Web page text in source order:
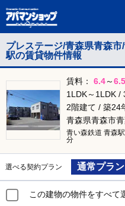
プレステージ/青森県青森
駅の賃貸物件情報
賃料： 6.4～6.5
1LDK～1LDK /
2階建て / 築24
青森県青森市
青い森鉄道 青森
分
選べる契約プラン 通常プラン
この建物の物件をすべて